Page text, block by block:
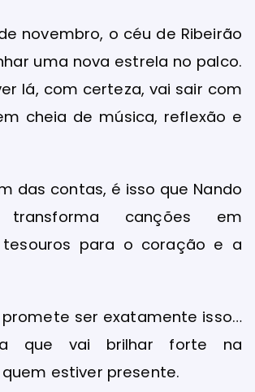
novembro, o céu de Ribeirão
uma nova estrela no palco.
lá, com certeza, vai sair com
cheia de música, reflexão e
das contas, é isso que Nando
canções em
tesouros para o coração e a
promete ser exatamente isso…
que vai brilhar forte na
estiver presente.